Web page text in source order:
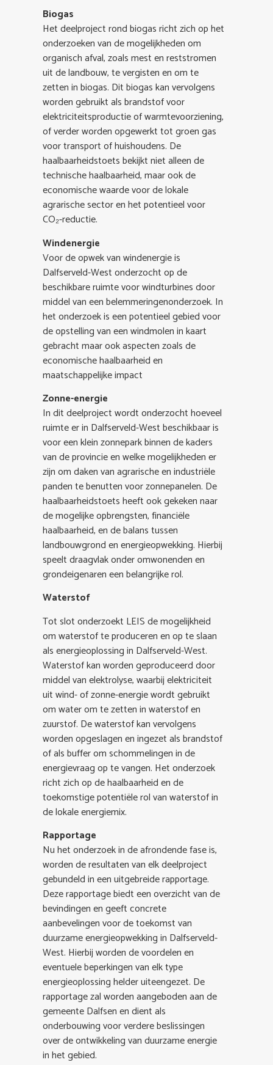
Biogas
Het deelproject rond biogas richt zich op het
onderzoeken van de mogelijkheden om
organisch afval, zoals mest en reststromen
uit de landbouw, te vergisten en om te
zetten in biogas. Dit biogas kan vervolgens
worden gebruikt als brandstof voor
elektriciteitsproductie of warmtevoorziening,
of verder worden opgewerkt tot groen gas
voor transport of huishoudens. De
haalbaarheidstoets bekijkt niet alleen de
technische haalbaarheid, maar ook de
economische waarde voor de lokale
agrarische sector en het potentieel voor
CO₂-reductie.
Windenergie
Voor de opwek van windenergie is
Dalfserveld-West onderzocht op de
beschikbare ruimte voor windturbines door
middel van een belemmeringenonderzoek. In
het onderzoek is een potentieel gebied voor
de opstelling van een windmolen in kaart
gebracht maar ook aspecten zoals de
economische haalbaarheid en
maatschappelijke impact
Zonne-energie
In dit deelproject wordt onderzocht hoeveel
ruimte er in Dalfserveld-West beschikbaar is
voor een klein zonnepark binnen de kaders
van de provincie en welke mogelijkheden er
zijn om daken van agrarische en industriële
panden te benutten voor zonnepanelen. De
haalbaarheidstoets heeft ook gekeken naar
de mogelijke opbrengsten, financiële
haalbaarheid, en de balans tussen
landbouwgrond en energieopwekking. Hierbij
speelt draagvlak onder omwonenden en
grondeigenaren een belangrijke rol.
Waterstof
Tot slot onderzoekt LEIS de mogelijkheid
om waterstof te produceren en op te slaan
als energieoplossing in Dalfserveld-West.
Waterstof kan worden geproduceerd door
middel van elektrolyse, waarbij elektriciteit
uit wind- of zonne-energie wordt gebruikt
om water om te zetten in waterstof en
zuurstof. De waterstof kan vervolgens
worden opgeslagen en ingezet als brandstof
of als buffer om schommelingen in de
energievraag op te vangen. Het onderzoek
richt zich op de haalbaarheid en de
toekomstige potentiële rol van waterstof in
de lokale energiemix.
Rapportage
Nu het onderzoek in de afrondende fase is,
worden de resultaten van elk deelproject
gebundeld in een uitgebreide rapportage.
Deze rapportage biedt een overzicht van de
bevindingen en geeft concrete
aanbevelingen voor de toekomst van
duurzame energieopwekking in Dalfserveld-
West. Hierbij worden de voordelen en
eventuele beperkingen van elk type
energieoplossing helder uiteengezet. De
rapportage zal worden aangeboden aan de
gemeente Dalfsen en dient als
onderbouwing voor verdere beslissingen
over de ontwikkeling van duurzame energie
in het gebied.